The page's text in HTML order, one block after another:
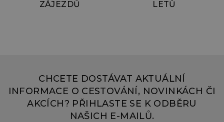
ZÁJEZDŮ
LETŮ
CHCETE DOSTÁVAT AKTUÁLNÍ
INFORMACE O CESTOVÁNÍ, NOVINKÁCH ČI
AKCÍCH? PŘIHLASTE SE K ODBĚRU
NAŠICH E-MAILŮ.